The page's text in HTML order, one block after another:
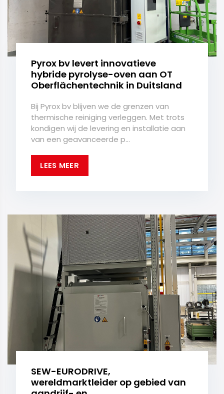
Pyrox bv levert innovatieve
hybride pyrolyse-oven aan OT
Oberflächentechnik in Duitsland
Bij Pyrox bv blijven we de grenzen van
thermische reiniging verleggen. Met trots
kondigen wij de levering en installatie aan
van een geavanceerde p...
LEES MEER
SEW-EURODRIVE,
wereldmarktleider op gebied van